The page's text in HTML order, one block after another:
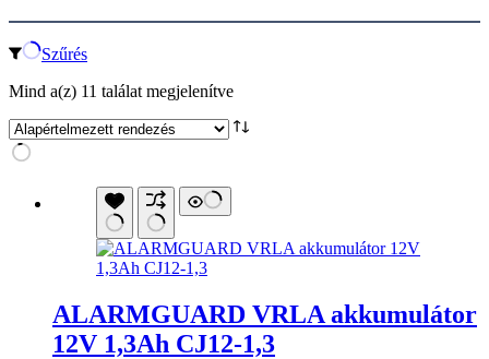
Szűrés
Mind a(z) 11 találat megjelenítve
ALARMGUARD VRLA akkumulátor
12V 1,3Ah CJ12-1,3